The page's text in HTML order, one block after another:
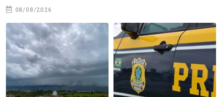
08/08/2026